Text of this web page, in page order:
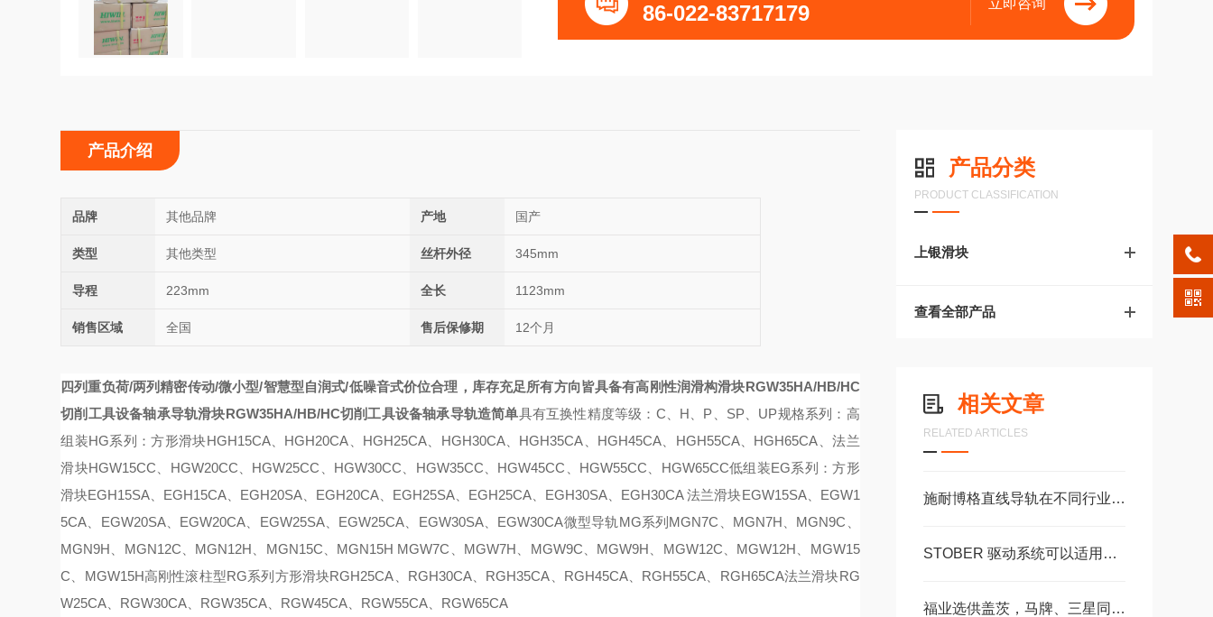
86-022-83717179 立即咨询
产品分类
PRODUCT CLASSIFICATION
上银滑块
查看全部产品
相关文章
RELATED ARTICLES
施耐博格直线导轨在不同行业中的具体应用分享
STOBER 驱动系统可以适用于配合精度高自由扩展 – 方案。 ‍
福业选供盖茨，马牌、三星同步带、皮带轮，可带图纸加工定制。
产品介绍
品牌 其他品牌 产地 国产
类型 其他类型 丝杆外径 345mm
导程 223mm 全长 1123mm
销售区域 全国 售后保修期 12个月
四列重负荷/两列精密传动/微小型/智慧型自润式/低噪音式价位合理，库存充足所有方向皆具备有高刚性润滑构滑块RGW35HA/HB/HC
切削工具设备轴承导轨滑块RGW35HA/HB/HC切削工具设备轴承导轨造简单具有互换性精度等级：C、H、P、SP、UP规格系列： 高
组装HG系列：方形滑块HGH15CA、HGH20CA、HGH25CA、HGH30CA、HGH35CA、HGH45CA、HGH55CA、HGH65CA、法兰
滑块HGW15CC 、HGW20CC、HGW25CC、HGW30CC、HGW35CC、HGW45CC、HGW55CC、HGW65CC低组装EG系列：方形
滑块EGH15SA、EGH15CA、EGH20SA、EGH20CA、EGH25SA、EGH25CA、EGH30SA、EGH30CA 法兰滑块EGW15SA、EGW1
5CA、EGW20SA、EGW20CA、EGW25SA、EGW25CA、EGW30SA、EGW30CA微型导轨MG系列MGN7C、MGN7H、MGN9C、
MGN9H、MGN12C、MGN12H、MGN15C、MGN15H MGW7C、MGW7H、MGW9C、MGW9H、MGW12C、MGW12H、MGW15
C、MGW15H高刚性滚柱型RG系列方形滑块RGH25CA、RGH30CA、RGH35CA、RGH45CA、RGH55CA、RGH65CA法兰滑块RG
W25CA、RGW30CA、RGW35CA、RGW45CA、RGW55CA、RGW65CA